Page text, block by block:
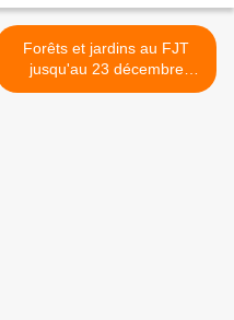
Forêts et jardins au FJT
jusqu'au 23 décembre
2023. >